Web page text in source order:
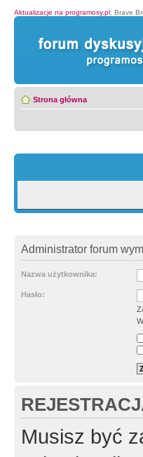
Aktualizacje na programosy.pl: Brave
Strona główna
Administrator forum
Nazwa użytkownika:
Hasło:
Musisz być